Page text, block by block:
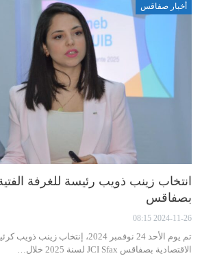
أخبار صفاقس
انتخاب زينب ذويب رئيسة للغرفة
بصفاقس
2024-11-26 08:15
تم يوم الأحد 24 نوفمبر 2024، إنتخاب
الاقتصادية بصفاقس JCI Sfax لسنة 2025 خلال…